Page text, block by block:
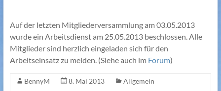
Auf der letzten Mitgliederversammlung am 03.05.2013
wurde ein Arbeitsdienst am 25.05.2013 beschlossen. Alle
Mitglieder sind herzlich eingeladen sich für den
Arbeitseinsatz zu melden. (Siehe auch im Forum)
BennyM 8. Mai 2013
Allgemein